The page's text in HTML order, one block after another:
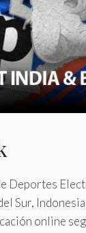
Deportes
Sur,
online